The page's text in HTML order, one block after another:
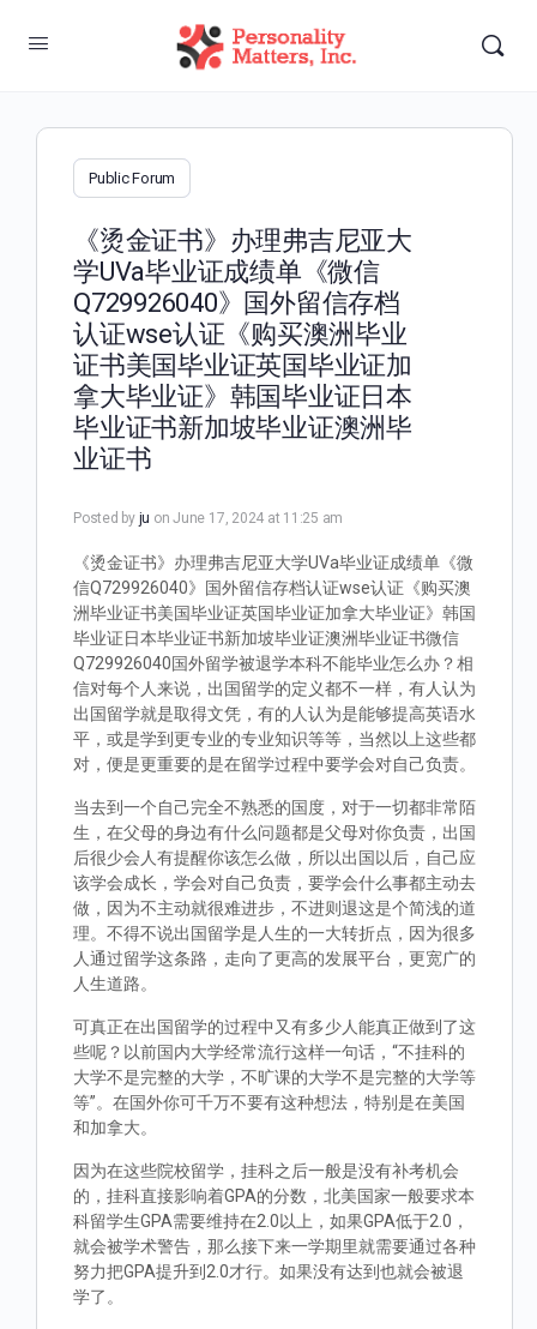
Public Forum
《烫金证书》办理弗吉尼亚大
学UVa毕业证成绩单《微信
Q729926040》国外留信存档
认证wse认证《购买澳洲毕业
证书美国毕业证英国毕业证加
拿大毕业证》韩国毕业证日本
毕业证书新加坡毕业证澳洲毕
业证书
Posted by ju on June 17, 2024 at 11:25 am
《烫金证书》办理弗吉尼亚大学UVa毕业证成绩单《微
信Q729926040》国外留信存档认证wse认证《购买澳
洲毕业证书美国毕业证英国毕业证加拿大毕业证》韩国
毕业证日本毕业证书新加坡毕业证澳洲毕业证书微信
Q729926040国外留学被退学本科不能毕业怎么办？相
信对每个人来说，出国留学的定义都不一样，有人认为
出国留学就是取得文凭，有的人认为是能够提高英语水
平，或是学到更专业的专业知识等等，当然以上这些都
对，便是更重要的是在留学过程中要学会对自己负责。
当去到一个自己完全不熟悉的国度，对于一切都非常陌
生，在父母的身边有什么问题都是父母对你负责，出国
后很少会人有提醒你该怎么做，所以出国以后，自己应
该学会成长，学会对自己负责，要学会什么事都主动去
做，因为不主动就很难进步，不进则退这是个简浅的道
理。不得不说出国留学是人生的一大转折点，因为很多
人通过留学这条路，走向了更高的发展平台，更宽广的
人生道路。
可真正在出国留学的过程中又有多少人能真正做到了这
些呢？以前国内大学经常流行这样一句话，“不挂科的
大学不是完整的大学，不旷课的大学不是完整的大学等
等”。在国外你可千万不要有这种想法，特别是在美国
和加拿大。
因为在这些院校留学，挂科之后一般是没有补考机会
的，挂科直接影响着GPA的分数，北美国家一般要求本
科留学生GPA需要维持在2.0以上，如果GPA低于2.0，
就会被学术警告，那么接下来一学期里就需要通过各种
努力把GPA提升到2.0才行。如果没有达到也就会被退
学了。